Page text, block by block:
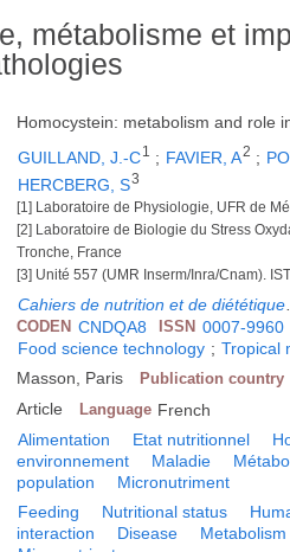
métabolisme et
Homocystein: metabolism and role
GUILLAND, J.-C1 ; FAVIER, A2 ;
HERCBERG, S3
[1] Laboratoire de Physiologie, UFR de
[2] Laboratoire de Biologie du Stress
Tronche, France
[3] Unité 557 (UMR Inserm/Inra/Cnam).
Cahiers de nutrition et de diététique
CODEN CNDQA8 ISSN 0007-9960
Food science technology ; Tropical
Masson, Paris Publication country
Article Language French
Alimentation Etat nutritionnel
environnement
Maladie
population
Micronutriment
Feeding Nutritional status
interaction
Disease Metabolism